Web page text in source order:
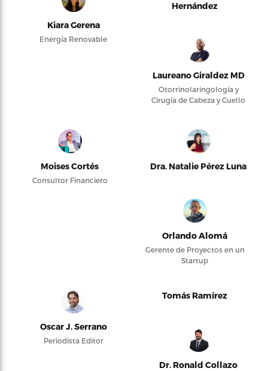
Kiara Gerena
Energía Renovable
Hernández
Laureano Giraldez MD
Otorrinolaringología y
Cirugía de Cabeza y Cuello
Moises Cortés
Consultor Financiero
Dra. Natalie Pérez Luna
Orlando Alomá
Gerente de Proyectos en un
Startup
Oscar J. Serrano
Periodista Editor
Tomás Ramírez
Dr. Ronald Collazo